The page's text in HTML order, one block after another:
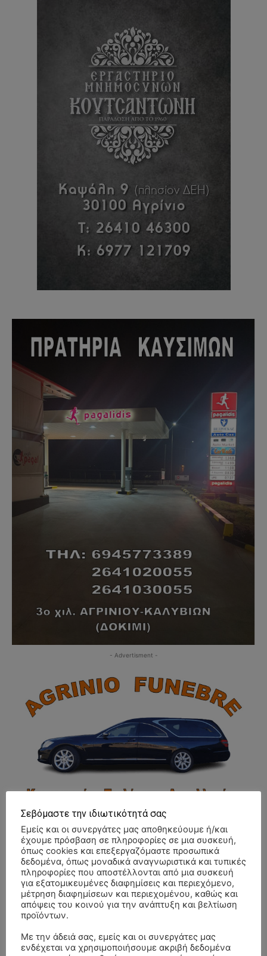
- Advertisment -
ΣΥΛΛΥΠΗΤΗΡΙΑ ΜΗΝΥΜΑΤΑ
Αλέξανδρος ΣέρβοςεπίΚΗΔΕΙΑ – ΣΑΒΒΑΤΟ 25/7/2026 –
ΧΑΡΑΛΑΜΠΟΣ ΚΑΥΚΙΑΣ ΕΤΩΝ 57
ΧΡΙΣΤΙΝΑεπίΚΗΔΕΙΑ – ΤΡΙΤΗ 4/8/2026 – ΧΡΗΣΤΟΣ Α. ΠΑΛΙΟΥΡΑΣ
ΕΤΩΝ 58
Σεβόμαστε την ιδιωτικότητά σας
Εμείς και οι συνεργάτες μας αποθηκεύουμε ή/και
έχουμε πρόσβαση σε πληροφορίες σε μια συσκευή,
όπως cookies και επεξεργαζόμαστε προσωπικά
δεδομένα, όπως μοναδικά αναγνωριστικά και τυπικές
πληροφορίες που αποστέλλονται από μια συσκευή
για εξατομικευμένες διαφημίσεις και περιεχόμενο,
μέτρηση διαφημίσεων και περιεχομένου, καθώς και
απόψεις του κοινού για την ανάπτυξη και βελτίωση
προϊόντων.
Με την άδειά σας, εμείς και οι συνεργάτες μας
ενδέχεται να χρησιμοποιήσουμε ακριβή δεδομένα